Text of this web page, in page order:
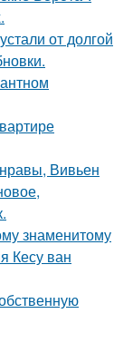
от долгой
Вивьен
знаменитому
Кесу ван